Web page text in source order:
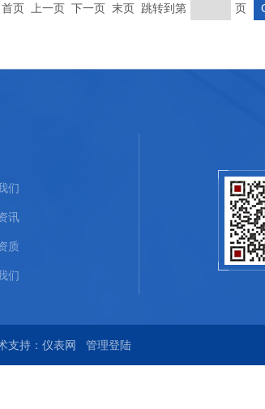
页 上一页 下一页 末页 跳转到第 页
们
讯
质
们
支持： 仪表网 管理登陆